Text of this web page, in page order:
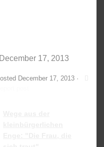
December 17, 2013
December 17, 2013 ·